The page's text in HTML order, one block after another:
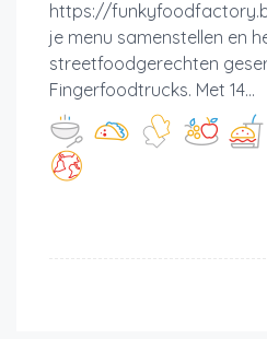
https://
je menu samenstellen en
streetfoodgerechten
Fingerfoodtrucks. Met 14...